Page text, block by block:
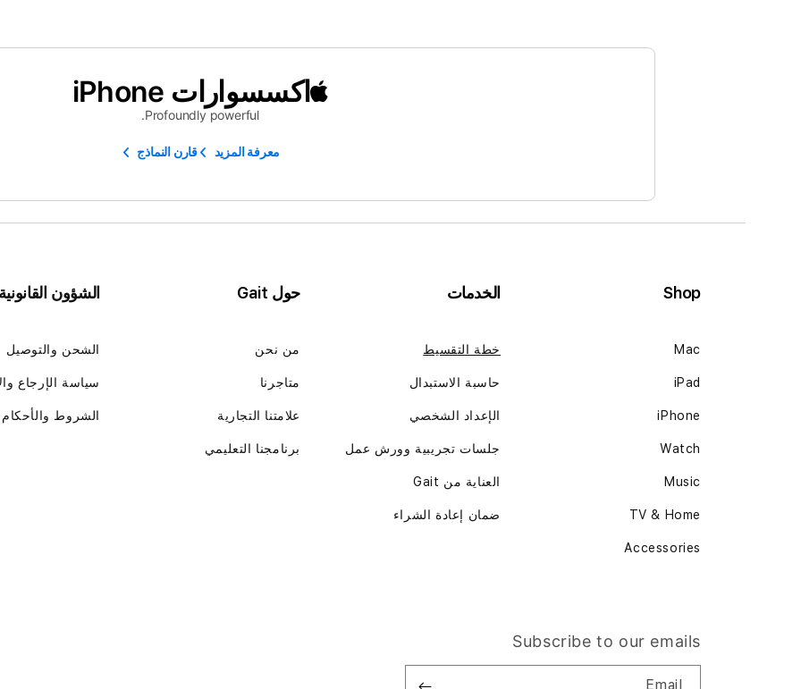
اكسسوارات iPhone
Profoundly powerful.
معرفة المزيد قارن النماذج
Shop
Mac
iPad
iPhone
Watch
Music
TV & Home
Accessories
الخدمات
خطة التقسيط
حاسبة الاستبدال
الإعداد الشخصي
جلسات تجريبية وورش عمل
العناية من Gait
ضمان إعادة الشراء
حول Gait
من نحن
متاجرنا
علامتنا التجارية
برنامجنا التعليمي
الشؤون القانونية
الشحن والتوصيل
سياسة الإرجاع
الشروط والأحكام
Subscribe to our emails
Email